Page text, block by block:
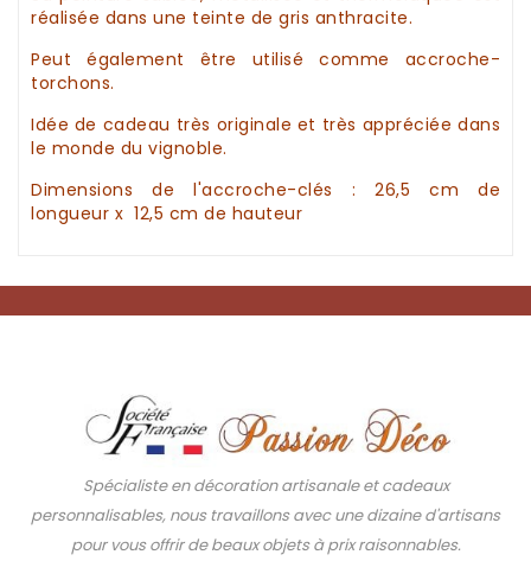
réalisée dans une teinte de gris anthracite.
Peut également être utilisé comme accroche-
torchons.
Idée de cadeau très originale et très appréciée dans
le monde du vignoble.
Dimensions de l'accroche-clés : 26,5 cm de
longueur x 12,5 cm de hauteur
Spécialiste en décoration artisanale et cadeaux
personnalisables, nous travaillons avec une dizaine d'artisans
pour vous offrir de beaux objets à prix raisonnables.